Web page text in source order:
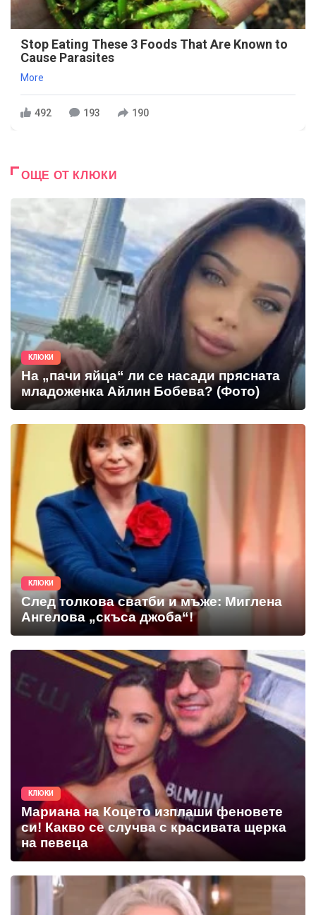
Stop Eating These 3 Foods That Are Known to
Cause Parasites
More
492 193 190
ОЩЕ ОТ КЛЮКИ
КЛЮКИ
На „пачи яйца“ ли се насади прясната
младоженка Айлин Бобева? (Фото)
КЛЮКИ
След толкова сватби и мъже: Миглена
Ангелова „скъса джоба“!
КЛЮКИ
Мариана на Коцето изплаши феновете
си! Какво се случва с красивата щерка
на певеца